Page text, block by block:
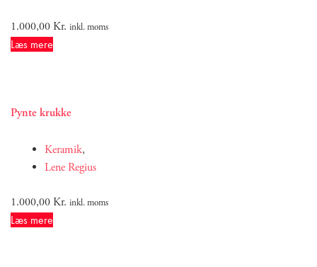
1.000,00Kr. inkl. moms
Læs mere
Pynte krukke
Keramik,
Lene Regius
1.000,00Kr. inkl. moms
Læs mere